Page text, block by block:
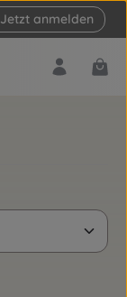
Jetzt anmelden